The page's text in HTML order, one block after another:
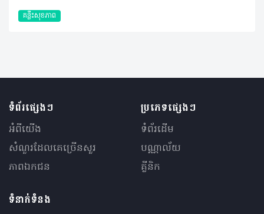
គន្លឹះសុខភាព
ទំព័រផ្សេងៗ
អំពីយើង
សំណួរ​ដែលគេ​ច្រើន​សួរ
ភាពឯកជន
ប្រភេទផ្សេងៗ
ទំព័រដើម
បណ្ណាល័យ
គ្លីនិក
ទំនាក់ទំនង